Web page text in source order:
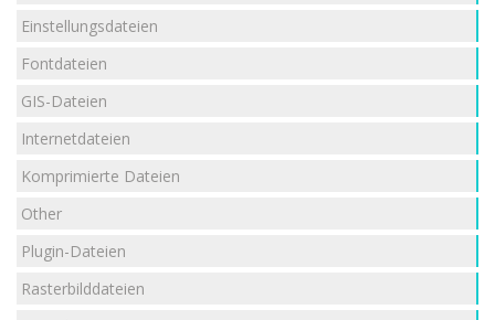
Einstellungsdateien
Fontdateien
GIS-Dateien
Internetdateien
Komprimierte Dateien
Other
Plugin-Dateien
Rasterbilddateien